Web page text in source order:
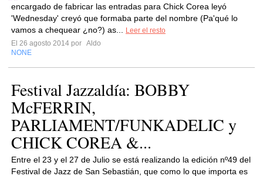
encargado de fabricar las entradas para Chick Corea leyó
'Wednesday' creyó que formaba parte del nombre (Pa'qué lo
vamos a chequear ¿no?) as...
Leer el resto
El 26 agosto 2014 por Aldo
NONE
Festival Jazzaldía: BOBBY
McFERRIN,
PARLIAMENT/FUNKADELIC y
CHICK COREA &...
Entre el 23 y el 27 de Julio se está realizando la edición nº49 del
Festival de Jazz de San Sebastián, que como lo que importa es